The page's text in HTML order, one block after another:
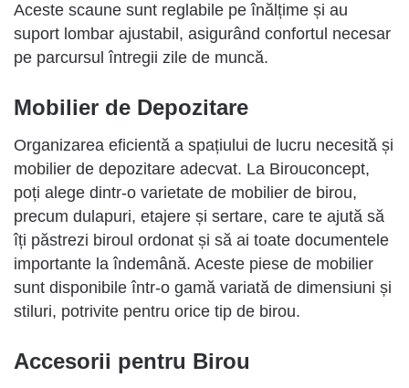
Aceste scaune sunt reglabile pe înălțime și au
suport lombar ajustabil, asigurând confortul necesar
pe parcursul întregii zile de muncă.
Mobilier de Depozitare
Organizarea eficientă a spațiului de lucru necesită și
mobilier de depozitare adecvat. La Birouconcept,
poți alege dintr-o varietate de mobilier de birou,
precum dulapuri, etajere și sertare, care te ajută să
îți păstrezi biroul ordonat și să ai toate documentele
importante la îndemână. Aceste piese de mobilier
sunt disponibile într-o gamă variată de dimensiuni și
stiluri, potrivite pentru orice tip de birou.
Accesorii pentru Birou